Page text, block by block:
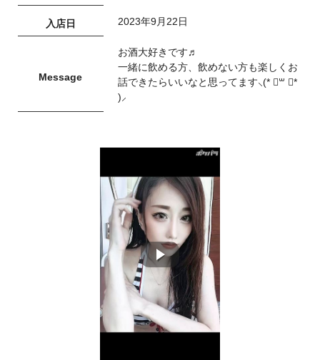
入店日 2023年9月22日
Message
お酒大好きです♬
一緒に飲める方、飲めない方も楽しくお
話できたらいいなと思ってます⸜(* ॑꒳ ॑*
)⸝